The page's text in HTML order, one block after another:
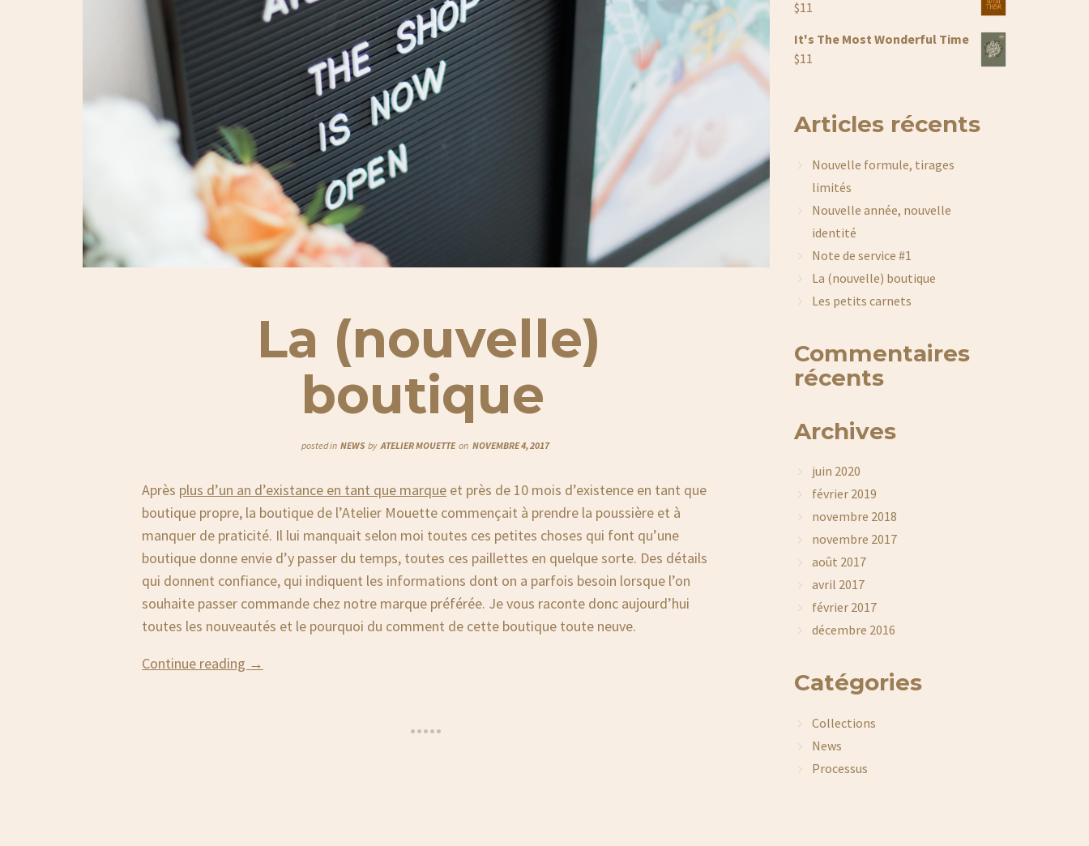
La (nouvelle)
boutique
posted in NEWS by ATELIER MOUETTE on NOVEMBRE 4, 2017
Après plus d’un an d’existance en tant que marque et près de 10 mois d’existence en tant que
boutique propre, la boutique de l’Atelier Mouette commençait à prendre la poussière et à
manquer de praticité. Il lui manquait selon moi toutes ces petites choses qui font qu’une
boutique donne envie d’y passer du temps, toutes ces paillettes en quelque sorte. Des détails
qui donnent confiance, qui indiquent les informations dont on a parfois besoin lorsque l’on
souhaite passer commande chez notre marque préférée. Je vous raconte donc aujourd’hui
toutes les nouveautés et le pourquoi du comment de cette boutique toute neuve.
Continue reading « La
→
$11
It's The Most Wonderful Time
$11
Articles récents
Nouvelle formule, tirages
limités
Nouvelle année, nouvelle
identité
Note de service #1
La (nouvelle) boutique
Les petits carnets
Commentaires
récents
Archives
juin 2020
février 2019
novembre 2018
novembre 2017
août 2017
avril 2017
février 2017
décembre 2016
Catégories
Collections
News
Processus